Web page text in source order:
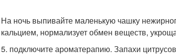
На ночь выпивайте маленькую чашку
кальцием, нормализует обмен веществ,
5. подключите ароматерапию. Запахи